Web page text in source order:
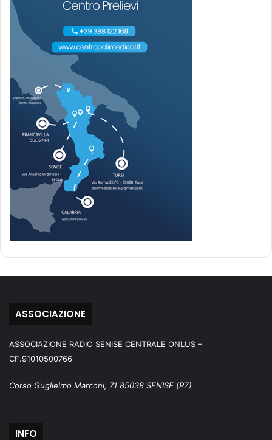
ASSOCIAZIONE
ASSOCIAZIONE RADIO SENISE CENTRALE ONLUS –
CF.91010500766
Corso Guglielmo Marconi, 71 85038 SENISE (PZ)
INFO